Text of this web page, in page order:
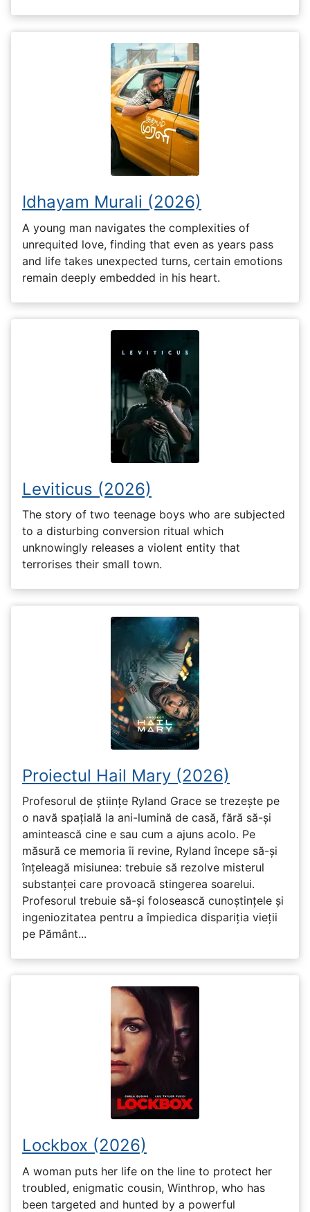
Idhayam Murali (2026)
A young man navigates the complexities of
unrequited love, finding that even as years pass
and life takes unexpected turns, certain emotions
remain deeply embedded in his heart.
Leviticus (2026)
The story of two teenage boys who are subjected
to a disturbing conversion ritual which
unknowingly releases a violent entity that
terrorises their small town.
Proiectul Hail Mary (2026)
Profesorul de științe Ryland Grace se trezește pe
o navă spațială la ani-lumină de casă, fără să-și
amintească cine e sau cum a ajuns acolo. Pe
măsură ce memoria îi revine, Ryland începe să-și
înțeleagă misiunea: trebuie să rezolve misterul
substanței care provoacă stingerea soarelui.
Profesorul trebuie să-și folosească cunoștințele și
ingeniozitatea pentru a împiedica dispariția vieții
pe Pământ...
Lockbox (2026)
A woman puts her life on the line to protect her
troubled, enigmatic cousin, Winthrop, who has
been targeted and hunted by a powerful